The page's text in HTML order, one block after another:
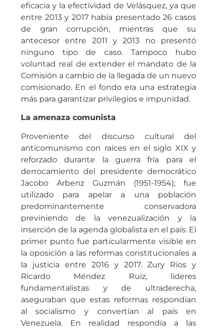
eficacia y la efectividad de Velásquez, ya que
entre 2013 y 2017 había presentado 26 casos
de gran corrupción, mientras que su
antecesor entre 2011 y 2013 no presentó
ninguno tipo de caso. Tampoco hubo
voluntad real de extender el mandato de la
Comisión a cambio de la llegada de un nuevo
comisionado. En el fondo era una estrategia
más para garantizar privilegios e impunidad.
La amenaza comunista
Proveniente del discurso cultural del
anticomunismo con raíces en el siglo XIX y
reforzado durante la guerra fría para el
derrocamiento del presidente democrático
Jacobo Arbenz Guzmán (1951-1954); fue
utilizado para apelar a una población
predominantemente conservadora
previniendo de la venezualización y la
inserción de la agenda globalista en el país. El
primer punto fue particularmente visible en
la oposición a las reformas constitucionales a
la justicia entre 2016 y 2017. Zury Ríos y
Ricardo Méndez Ruiz, líderes
fundamentalistas y de ultraderecha,
aseguraban que estas reformas respondían
al socialismo y convertían al país en
Venezuela. En realidad respondía a las